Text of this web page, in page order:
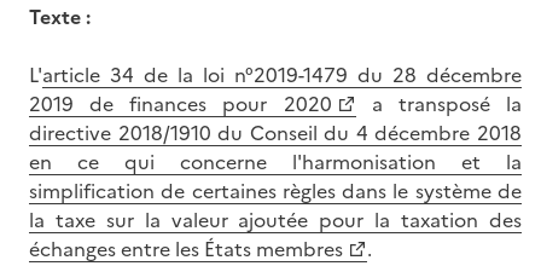
Texte :
L'article 34 de la loi n°2019-1479 du 28 décembre
2019 de finances pour 2020
a transposé la
directive 2018/1910 du Conseil du 4 décembre 2018
en ce qui concerne l'harmonisation et la
simplification de certaines règles dans le système de
la taxe sur la valeur ajoutée pour la taxation des
échanges entre les États membres
.